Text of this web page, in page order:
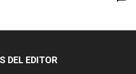
DEL EDITOR